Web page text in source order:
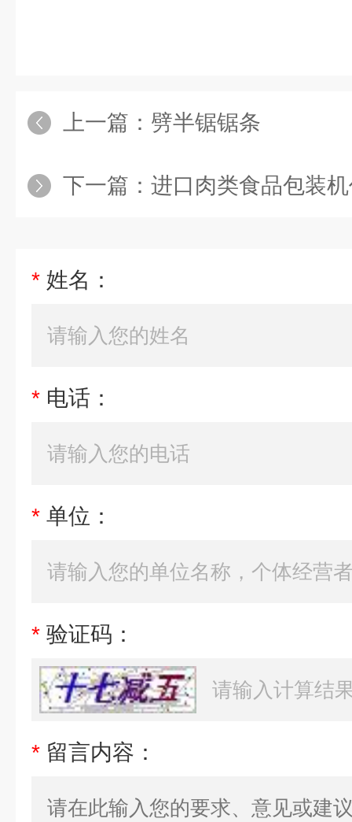
上一篇： 劈半锯锯条
下一篇： 进口肉类食品包装
* 姓名：
* 电话：
* 单位：
* 验证码：
* 留言内容：